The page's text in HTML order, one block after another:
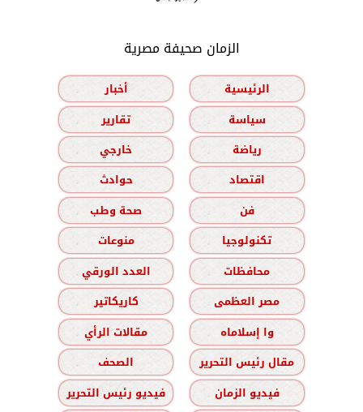
الزمان صحيفة مصرية
الرئيسية
أخبار
سياسة
تقارير
رياضة
خارجي
اقتصاد
حوادث
فن
صحة وطب
تكنولوجيا
منوعات
محافظات
العدد الورقي
مصر العظمى
كاريكاتير
وا إسلاماه
مقالات الرأي
مقال رئيس التحرير
الصحف
فيديو الزمان
فيديو رئيس التحرير